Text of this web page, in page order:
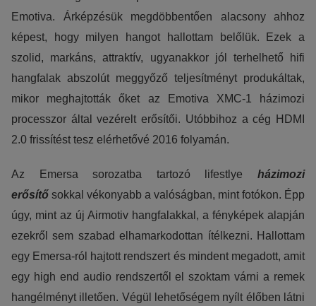
Emotiva. Árképzésük megdöbbentően alacsony ahhoz
képest, hogy milyen hangot hallottam belőlük. Ezek a
szolid, markáns, attraktív, ugyanakkor jól terhelhető hifi
hangfalak abszolút meggyőző teljesítményt produkáltak,
mikor meghajtották őket az Emotiva XMC-1 házimozi
processzor által vezérelt erősítői. Utóbbihoz a cég HDMI
2.0 frissítést tesz elérhetővé 2016 folyamán.
Az Emersa sorozatba tartozó lifestlye házimozi
erősítő sokkal vékonyabb a valóságban, mint fotókon. Épp
úgy, mint az új Airmotiv hangfalakkal, a fényképek alapján
ezekről sem szabad elhamarkodottan ítélkezni. Hallottam
egy Emersa-ról hajtott rendszert és mindent megadott, amit
egy high end audio rendszertől el szoktam várni a remek
hangélményt illetően. Végül lehetőségem nyílt élőben látni